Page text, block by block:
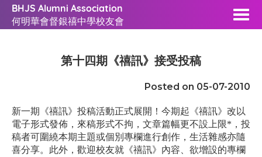
BHJS Alumni Association
何明華會督銀禧中學校友會
第十四期《禧訊》接受投稿
Posted on 05-07-2010
新一期《禧訊》投稿活動正式展開！今期起《禧訊》改以
電子形式發佈，來稿形式不拘，文章篇幅更不設上限*，投
稿者可圍繞本期主題或個別專欄進行創作，生活雜感亦隨
喜分享。此外，歡迎校友就《禧訊》內容、欲增設的專欄